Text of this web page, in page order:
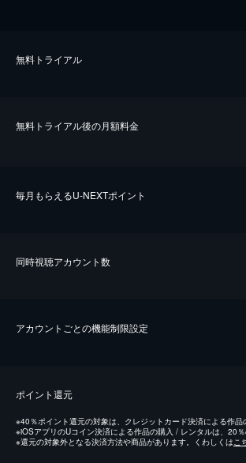
無料トライアル
無料トライアル後の⽉額料金
毎⽉もらえるU-NEXTポイント
同時視聴アカウント数
アカウントごとの機能制限設定
ポイント還元
※40％ポイント還元の対象は、クレジットカード決済による作品
※iOSアプリのUコイン決済による作品の購入 / レンタルは、20％
※還元の対象外となる決済方法や商品があります。くわしくは こ